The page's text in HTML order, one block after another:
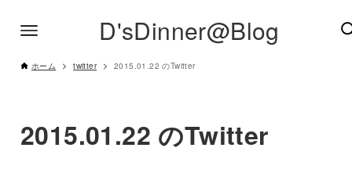
D'sDinner@Blog
ホーム twitter 2015.01.22 のTwitter
2015.01.22 のTwitter